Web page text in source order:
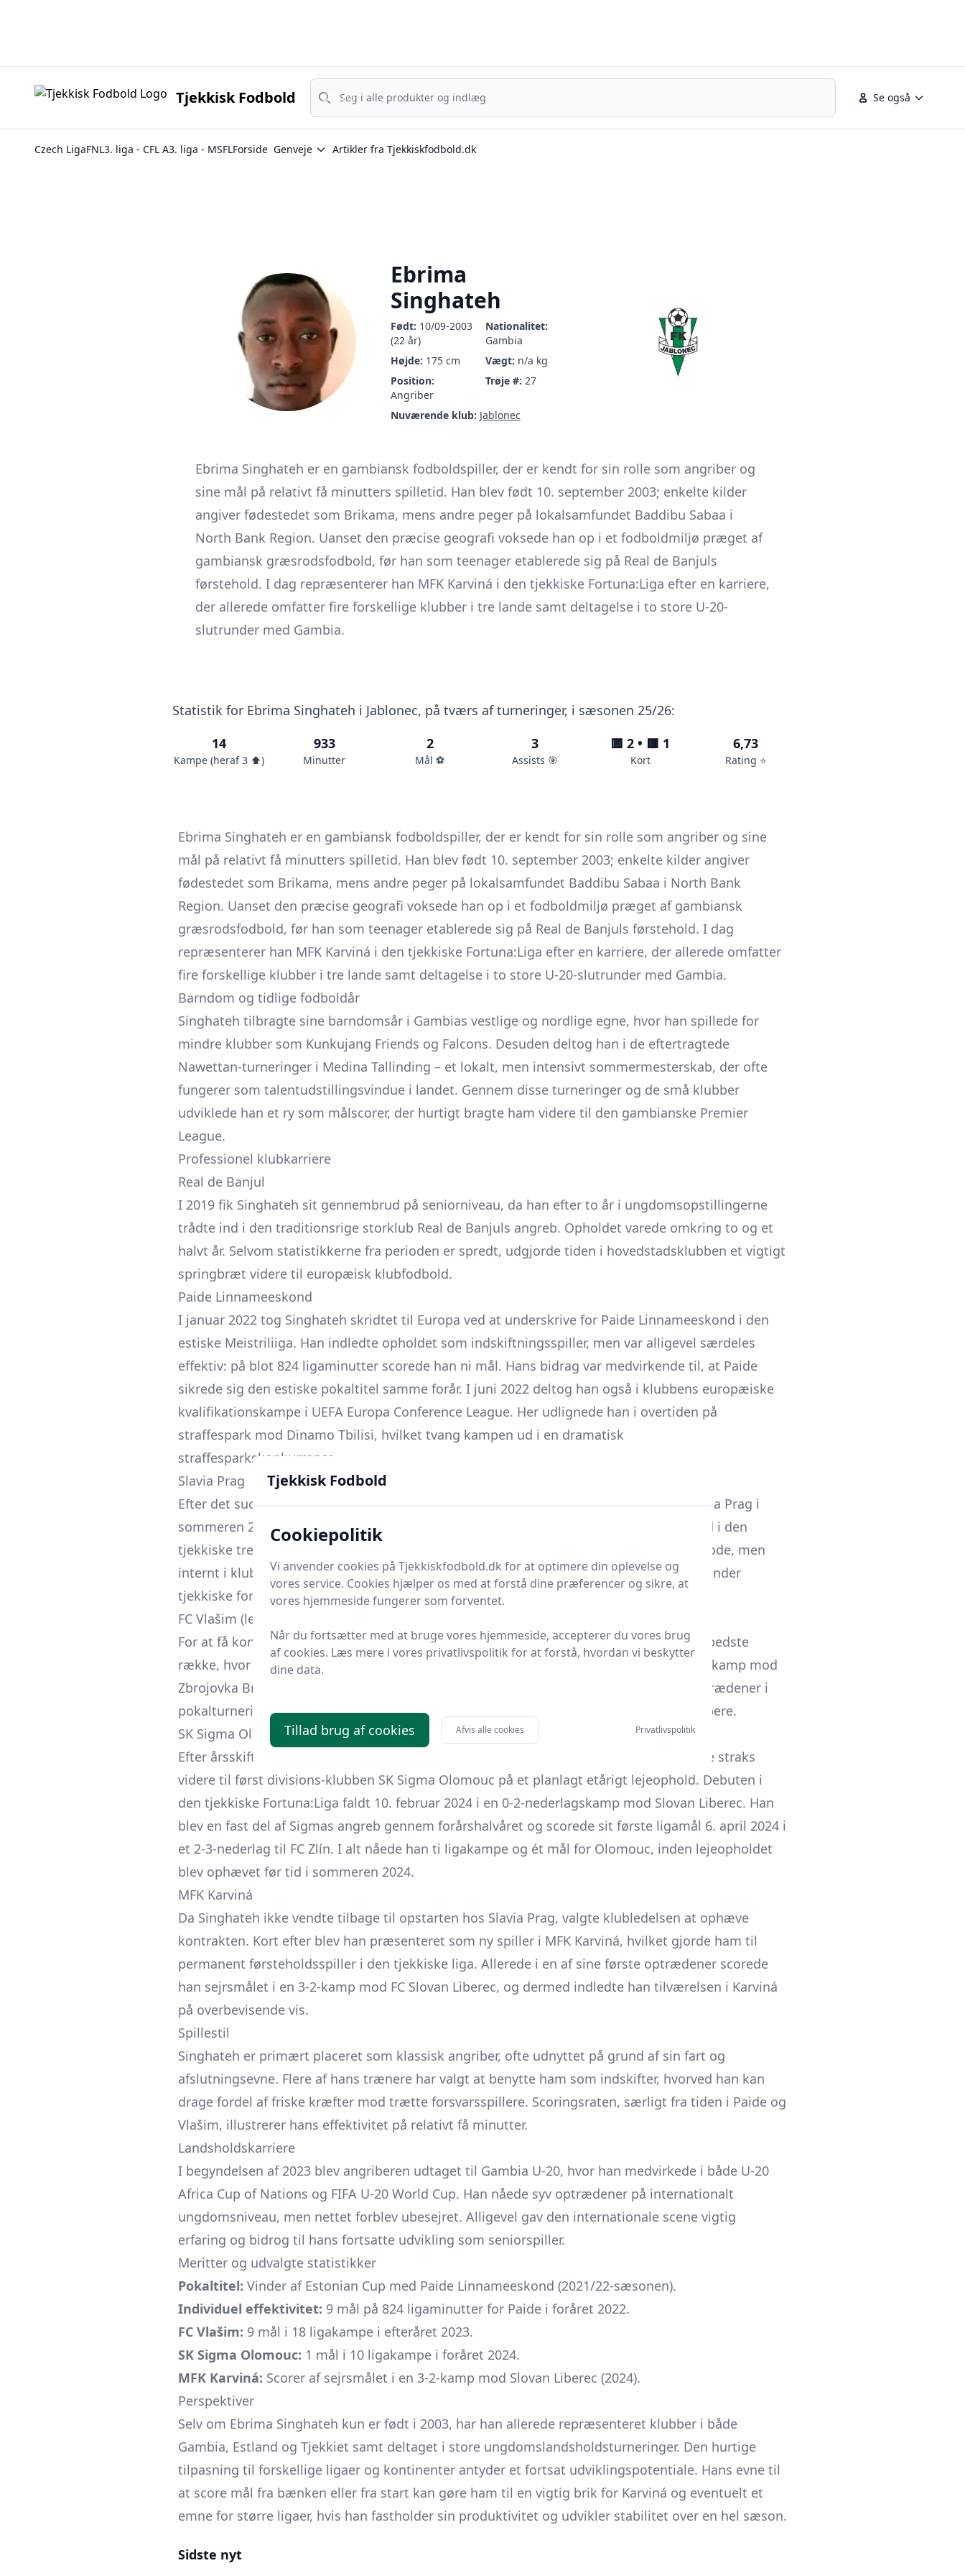
Tjekkisk Fodbold Se også
Søg nu
Søg nu
Czech LigaFNL3. liga - CFL A3. liga - MSFLForside Genveje Artikler fra Tjekkiskfodbold.dk
Ebrima
Singhateh
Født: 10/09-2003
(22 år)
Nationalitet:
Gambia
Højde: 175 cm Vægt: n/a kg
Position:
Angriber
Trøje #: 27
Nuværende klub: Jablonec
Ebrima Singhateh er en gambiansk fodboldspiller, der er kendt for sin rolle som angriber og
sine mål på relativt få minutters spilletid. Han blev født 10. september 2003; enkelte kilder
angiver fødestedet som Brikama, mens andre peger på lokalsamfundet Baddibu Sabaa i
North Bank Region. Uanset den præcise geografi voksede han op i et fodboldmiljø præget af
gambiansk græsrodsfodbold, før han som teenager etablerede sig på Real de Banjuls
førstehold. I dag repræsenterer han MFK Karviná i den tjekkiske Fortuna:Liga efter en karriere,
der allerede omfatter fire forskellige klubber i tre lande samt deltagelse i to store U-20-
slutrunder med Gambia.
Statistik for Ebrima Singhateh i Jablonec, på tværs af turneringer, i sæsonen 25/26:
14
Kampe (heraf 3 ⬆️)
933
Minutter
2
Mål ⚽️
3
Assists 🎯
🟨 2 • 🟥 1
Kort
6,73
Rating ⭐️
Ebrima Singhateh er en gambiansk fodboldspiller, der er kendt for sin rolle som angriber og sine
mål på relativt få minutters spilletid. Han blev født 10. september 2003; enkelte kilder angiver
fødestedet som Brikama, mens andre peger på lokalsamfundet Baddibu Sabaa i North Bank
Region. Uanset den præcise geografi voksede han op i et fodboldmiljø præget af gambiansk
græsrodsfodbold, før han som teenager etablerede sig på Real de Banjuls førstehold. I dag
repræsenterer han MFK Karviná i den tjekkiske Fortuna:Liga efter en karriere, der allerede omfatter
fire forskellige klubber i tre lande samt deltagelse i to store U-20-slutrunder med Gambia.
Barndom og tidlige fodboldår
Singhateh tilbragte sine barndomsår i Gambias vestlige og nordlige egne, hvor han spillede for
mindre klubber som Kunkujang Friends og Falcons. Desuden deltog han i de eftertragtede
Nawettan-turneringer i Medina Tallinding – et lokalt, men intensivt sommermesterskab, der ofte
fungerer som talentudstillingsvindue i landet. Gennem disse turneringer og de små klubber
udviklede han et ry som målscorer, der hurtigt bragte ham videre til den gambianske Premier
League.
Professionel klubkarriere
Real de Banjul
I 2019 fik Singhateh sit gennembrud på seniorniveau, da han efter to år i ungdomsopstillingerne
trådte ind i den traditionsrige storklub Real de Banjuls angreb. Opholdet varede omkring to og et
halvt år. Selvom statistikkerne fra perioden er spredt, udgjorde tiden i hovedstadsklubben et vigtigt
springbræt videre til europæisk klubfodbold.
Paide Linnameeskond
I januar 2022 tog Singhateh skridtet til Europa ved at underskrive for Paide Linnameeskond i den
estiske Meistriliiga. Han indledte opholdet som indskiftningsspiller, men var alligevel særdeles
effektiv: på blot 824 ligaminutter scorede han ni mål. Hans bidrag var medvirkende til, at Paide
sikrede sig den estiske pokaltitel samme forår. I juni 2022 deltog han også i klubbens europæiske
kvalifikationskampe i UEFA Europa Conference League. Her udlignede han i overtiden på
straffespark mod Dinamo Tbilisi, hvilket tvang kampen ud i en dramatisk
straffesparkskonkurrence.
Slavia Prag
Efter det succesfulde halve år i Estland blev gambianeren hentet af storklubben SKSlavia Prag i
sommeren 2022. I sæsonen 2022/23 var han dog primært tilknyttet klubbens andethold i den
tjekkiske tredjebedste række. Der foreligger ingen officielle førstelagskampe i den periode, men
internt i klubben udviklede han sig gennem reserveholdets kampprogram og træning under
tjekkiske forhold.
FC Vlašim (lejeophold)
For at få kontinuerlig spilletid blev Singhateh i juli 2023 udlejet til FC Vlašim i den næstbedste
række, hvor han hurtigt manifesterede sig som profil. Han nettede første gang i en 1-1-kamp mod
Zbrojovka Brno og sluttede efterårssæsonen med ni mål i atten ligakampe samt to optrædener i
pokalturneringen. Hans scoringssnit gjorde ham til en af rækkens mest effektive angribere.
SK Sigma Olomouc (lejeophold)
Efter årsskiftet 2023/24 blev lejekontrakten med Vlašim ophævet, og Singhateh skiftede straks
videre til først divisions-klubben SK Sigma Olomouc på et planlagt etårigt lejeophold. Debuten i
den tjekkiske Fortuna:Liga faldt 10. februar 2024 i en 0-2-nederlagskamp mod Slovan Liberec. Han
blev en fast del af Sigmas angreb gennem forårshalvåret og scorede sit første ligamål 6. april 2024 i
et 2-3-nederlag til FC Zlín. I alt nåede han ti ligakampe og ét mål for Olomouc, inden lejeopholdet
blev ophævet før tid i sommeren 2024.
MFK Karviná
Da Singhateh ikke vendte tilbage til opstarten hos Slavia Prag, valgte klubledelsen at ophæve
kontrakten. Kort efter blev han præsenteret som ny spiller i MFK Karviná, hvilket gjorde ham til
permanent førsteholdsspiller i den tjekkiske liga. Allerede i en af sine første optrædener scorede
han sejrsmålet i en 3-2-kamp mod FC Slovan Liberec, og dermed indledte han tilværelsen i Karviná
på overbevisende vis.
Spillestil
Singhateh er primært placeret som klassisk angriber, ofte udnyttet på grund af sin fart og
afslutningsevne. Flere af hans trænere har valgt at benytte ham som indskifter, hvorved han kan
drage fordel af friske kræfter mod trætte forsvarsspillere. Scoringsraten, særligt fra tiden i Paide og
Vlašim, illustrerer hans effektivitet på relativt få minutter.
Landsholdskarriere
I begyndelsen af 2023 blev angriberen udtaget til Gambia U-20, hvor han medvirkede i både U-20
Africa Cup of Nations og FIFA U-20 World Cup. Han nåede syv optrædener på internationalt
ungdomsniveau, men nettet forblev ubesejret. Alligevel gav den internationale scene vigtig
erfaring og bidrog til hans fortsatte udvikling som seniorspiller.
Meritter og udvalgte statistikker
Pokaltitel: Vinder af Estonian Cup med Paide Linnameeskond (2021/22-sæsonen).
Individuel effektivitet: 9 mål på 824 ligaminutter for Paide i foråret 2022.
FC Vlašim: 9 mål i 18 ligakampe i efteråret 2023.
SK Sigma Olomouc: 1 mål i 10 ligakampe i foråret 2024.
MFK Karviná: Scorer af sejrsmålet i en 3-2-kamp mod Slovan Liberec (2024).
Perspektiver
Selv om Ebrima Singhateh kun er født i 2003, har han allerede repræsenteret klubber i både
Gambia, Estland og Tjekkiet samt deltaget i store ungdomslandsholdsturneringer. Den hurtige
tilpasning til forskellige ligaer og kontinenter antyder et fortsat udviklingspotentiale. Hans evne til
at score mål fra bænken eller fra start kan gøre ham til en vigtig brik for Karviná og eventuelt et
emne for større ligaer, hvis han fastholder sin produktivitet og udvikler stabilitet over en hel sæson.
Sidste nyt
Tjekkisk Fodbold
Cookiepolitik
Vi anvender cookies på Tjekkiskfodbold.dk for at optimere din oplevelse og
vores service. Cookies hjælper os med at forstå dine præferencer og sikre, at
vores hjemmeside fungerer som forventet.
Når du fortsætter med at bruge vores hjemmeside, accepterer du vores brug
af cookies. Læs mere i vores privatlivspolitik for at forstå, hvordan vi beskytter
dine data.
Tillad brug af cookies Afvis alle cookies Privatlivspolitik